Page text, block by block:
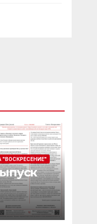
"ВОСКРЕСЕНИЕ"